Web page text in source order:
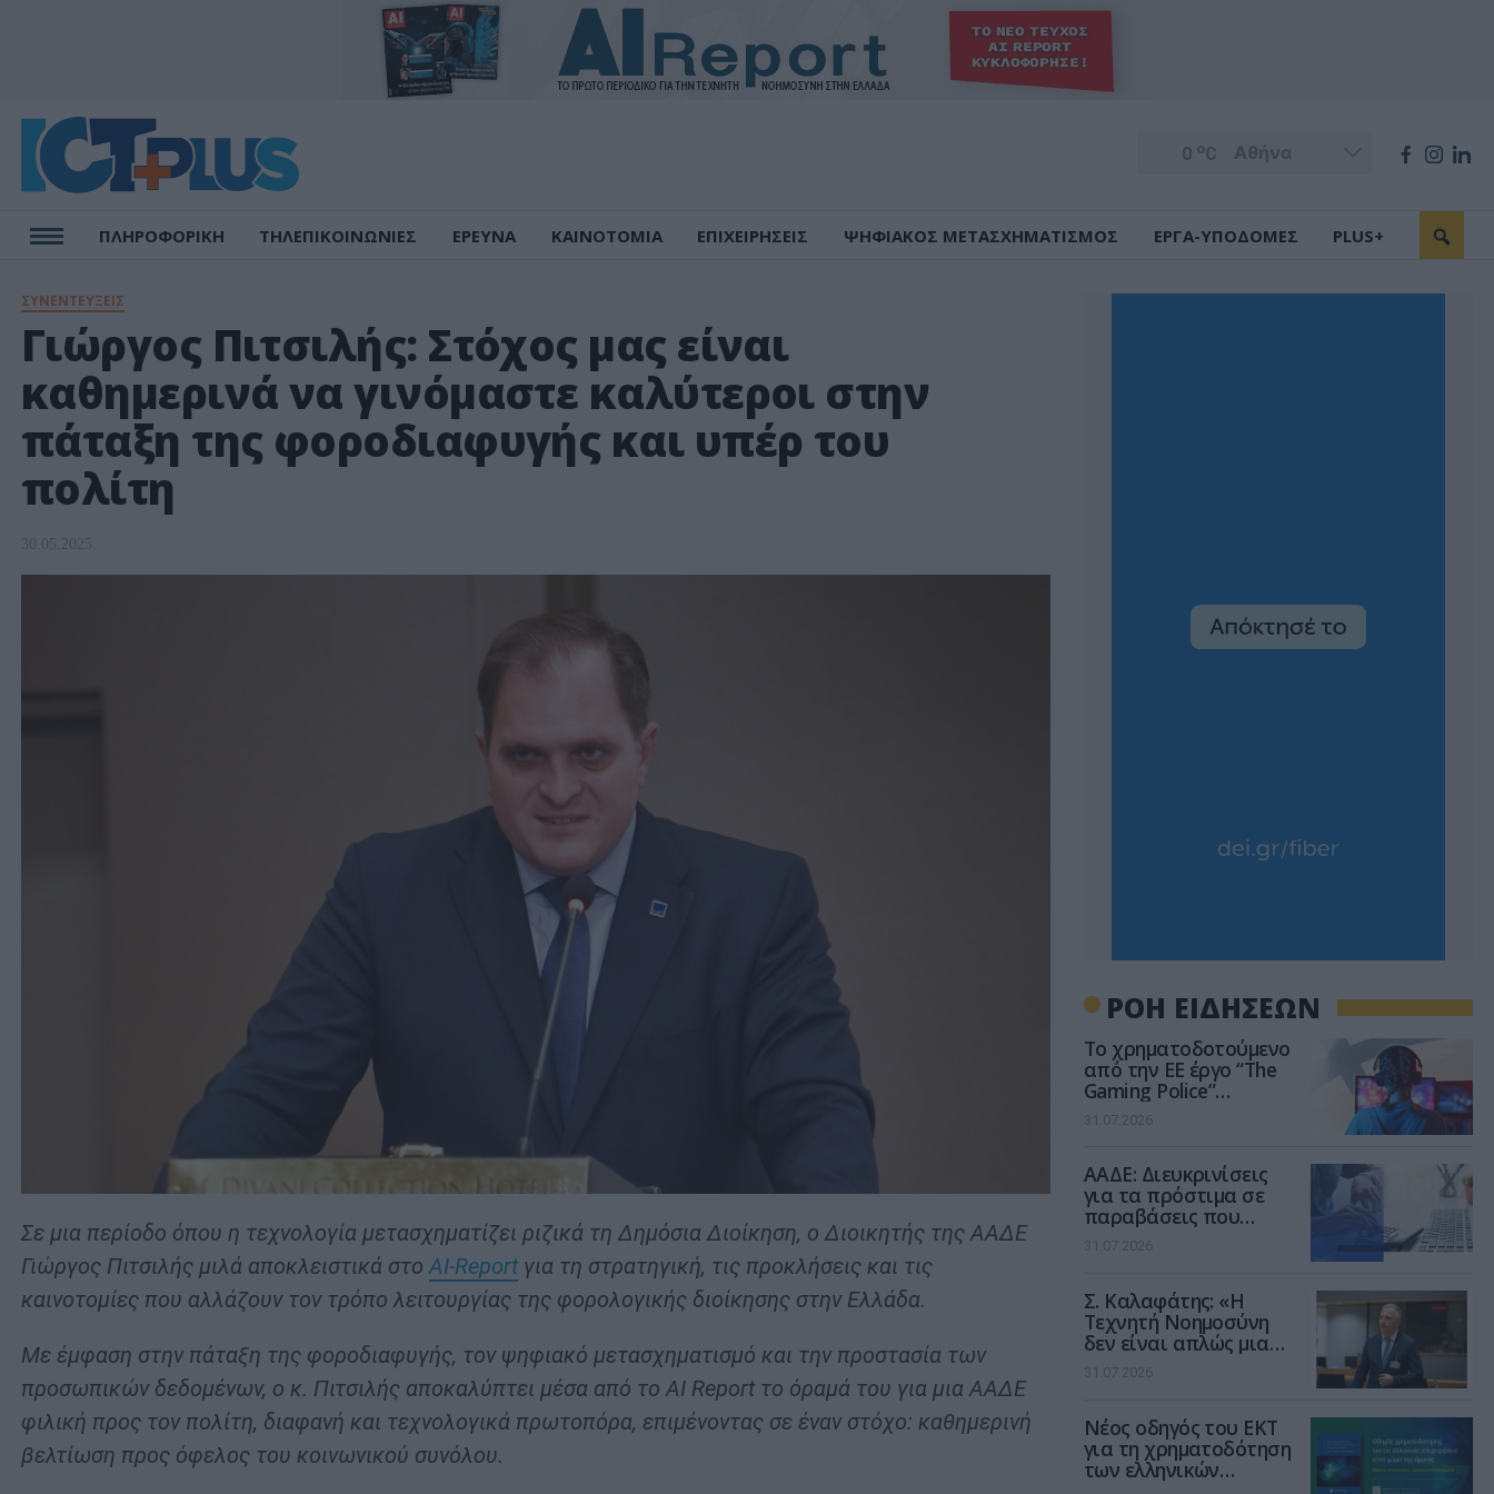
0 oC
ΠΛΗΡΟΦΟΡΙΚΗ ΤΗΛΕΠΙΚΟΙΝΩΝΙΕΣ ΕΡΕΥΝΑ ΚΑΙΝΟΤΟΜΙΑ ΕΠΙΧΕΙΡΗΣΕΙΣ ΨΗΦΙΑΚΟΣ ΜΕΤΑΣΧΗΜΑΤΙΣΜΟΣ ΕΡΓΑ-ΥΠΟΔΟΜΕΣ PLUS+
ΣΥΝΕΝΤΕΥΞΕΙΣ
Γιώργος Πιτσιλής: Στόχος μας είναι
καθημερινά να γινόμαστε καλύτεροι στην
πάταξη της φοροδιαφυγής και υπέρ του
πολίτη
30.05.2025
Σε μια περίοδο όπου η τεχνολογία μετασχηματίζει ριζικά τη Δημόσια Διοίκηση, ο Διοικητής της ΑΑΔΕ
Γιώργος Πιτσιλής μιλά αποκλειστικά στοΑΙ-Report για τη στρατηγική, τις προκλήσεις και τις
καινοτομίες που αλλάζουν τον τρόπο λειτουργίας της φορολογικής διοίκησης στην Ελλάδα.
Με έμφαση στην πάταξη της φοροδιαφυγής, τον ψηφιακό μετασχηματισμό και την προστασία των
προσωπικών δεδομένων, ο κ. Πιτσιλής αποκαλύπτει μέσα από το AI Report το όραμά του για μια ΑΑΔΕ
φιλική προς τον πολίτη, διαφανή και τεχνολογικά πρωτοπόρα, επιμένοντας σε έναν στόχο: καθημερινή
βελτίωση προς όφελος του κοινωνικού συνόλου.
ΡΟΗ ΕΙΔΗΣΕΩΝ
Το χρηματοδοτούμενο
από την ΕΕ έργο “The
Gaming Police”
ενισχύει την ασφάλεια
των παιδιών στο
31.07.2026
ΑΑΔΕ: Διευκρινίσεις
για τα πρόστιμα σε
παραβάσεις που
αφορούν τους ΦΗΜ
31.07.2026
Σ. Καλαφάτης: «Η
Τεχνητή Νοημοσύνη
δεν είναι απλώς μια
νέα τεχνολογία, είναι
μια νέα βιομηχανική
31.07.2026
Νέος οδηγός του ΕΚΤ
για τη χρηματοδότηση
των ελληνικών